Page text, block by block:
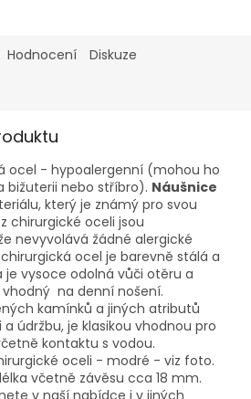
hvězdiček.
Hodnocení Diskuze
ocel - hypoalergenní (mohou ho
bižuterii nebo stříbro). Náušnice
který je známý pro svou
z chirurgické oceli jsou
nevyvolává žádné alergické
ocel je barevně stálá a
vysoce odolná vůči otěru a
na denní nošení.
kamínků a jiných atributů
údržbu, je klasikou vhodnou pro
kontaktu s vodou.
oceli - modré - viz foto.
včetně závěsu cca 18 mm.